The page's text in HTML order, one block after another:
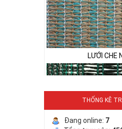
LƯỚI PHƠI
LƯỚI CHE
THỐNG KÊ
Đang online: 7